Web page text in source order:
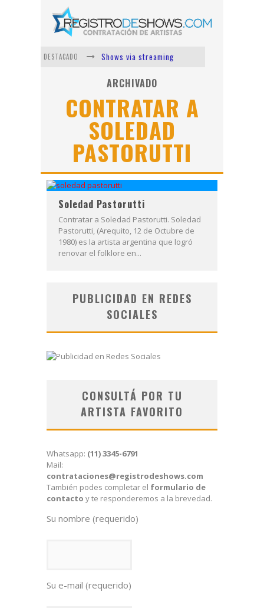
DESTACADO
Shows via streaming
Lit Killah
Nicki Nicole
Duki
Vi Em
Los Ángeles Azules
ARCHIVADO
CONTRATAR A
SOLEDAD
PASTORUTTI
Soledad Pastorutti
Contratar a Soledad Pastorutti. Soledad
Pastorutti, (Arequito, 12 de Octubre de
1980) es la artista argentina que logró
renovar el folklore en...
PUBLICIDAD EN REDES
SOCIALES
CONSULTÁ POR TU
ARTISTA FAVORITO
Whatsapp: (11) 3345-6791
Mail:
contrataciones@registrodeshows.com
También podes completar el formulario de
contacto y te responderemos a la brevedad.
Su nombre (requerido)
Su e-mail (requerido)